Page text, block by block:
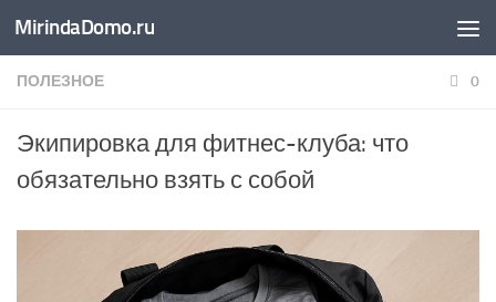
Перейти к содержимому
MirindaDomo.ru
ПОЛЕЗНОЕ 0
Экипировка для фитнес-клуба: что
обязательно взять с собой